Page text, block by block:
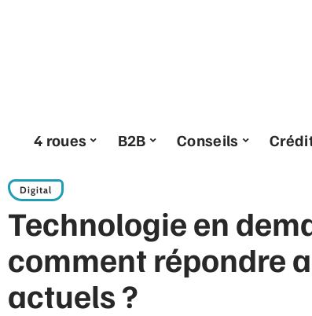
4 roues B2B Conseils
Digital
Technologie en
comment répondre
actuels ?